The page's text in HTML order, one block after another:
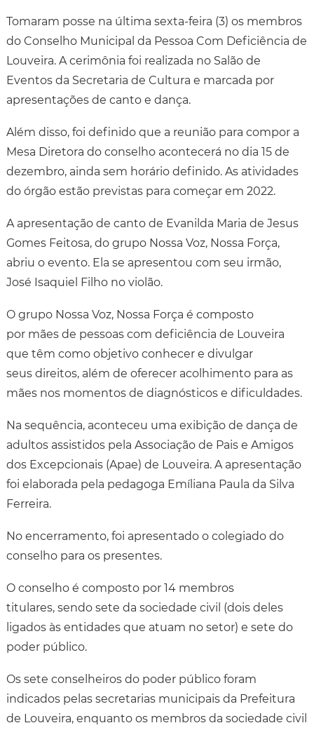
Tomaram posse na última sexta-feira (3) os membros
do Conselho Municipal da Pessoa Com Deficiência de
Louveira. A cerimônia foi realizada no Salão de
Eventos da Secretaria de Cultura e marcada por
apresentações de canto e dança.
Além disso, foi definido que a reunião para compor a
Mesa Diretora do conselho acontecerá no dia 15 de
dezembro, ainda sem horário definido. As atividades
do órgão estão previstas para começar em 2022.
A apresentação de canto de Evanilda Maria de Jesus
Gomes Feitosa, do grupo Nossa Voz, Nossa Força,
abriu o evento. Ela se apresentou com seu irmão,
José Isaquiel Filho no violão.
O grupo Nossa Voz, Nossa Força é composto
por mães de pessoas com deficiência de Louveira
que têm como objetivo conhecer e divulgar
seus direitos, além de oferecer acolhimento para as
mães nos momentos de diagnósticos e dificuldades.
Na sequência, aconteceu uma exibição de dança de
adultos assistidos pela Associação de Pais e Amigos
dos Excepcionais (Apae) de Louveira. A apresentação
foi elaborada pela pedagoga Emíliana Paula da Silva
Ferreira.
No encerramento, foi apresentado o colegiado do
conselho para os presentes.
O conselho é composto por 14 membros
titulares, sendo sete da sociedade civil (dois deles
ligados às entidades que atuam no setor) e sete do
poder público.
Os sete conselheiros do poder público foram
indicados pelas secretarias municipais da Prefeitura
de Louveira, enquanto os membros da sociedade civil